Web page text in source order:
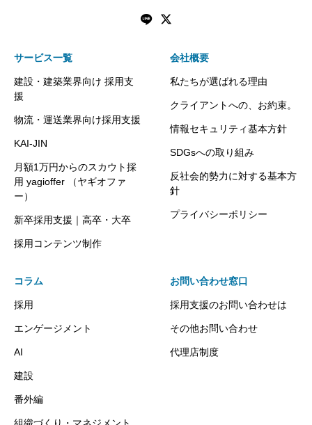
サービス一覧
建設・建築業界向け 採用支
援
物流・運送業界向け採用支援
KAI-JIN
月額1万円からのスカウト採
用 yagioffer （ヤギオファ
ー）
新卒採用支援｜高卒・大卒
採用コンテンツ制作
会社概要
私たちが選ばれる理由
クライアントへの、お約束。
情報セキュリティ基本方針
SDGsへの取り組み
反社会的勢力に対する基本方
針
プライバシーポリシー
コラム
採用
エンゲージメント
AI
建設
番外編
お問い合わせ窓口
採用支援のお問い合わせは
その他お問い合わせ
代理店制度